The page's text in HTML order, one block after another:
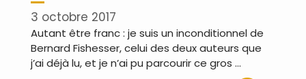
3 octobre 2017
Autant être franc : je suis un inconditionnel de
Bernard Fishesser, celui des deux auteurs que
j’ai déjà lu, et je n’ai pu parcourir ce gros …